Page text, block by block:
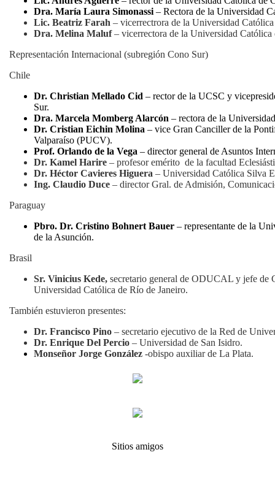
Dra. María Laura Simonassi – Rectora de la Universidad
Lic. Beatriz Farah – vicerrectrora de la Universidad
Dra. Melina Maluf– vicerrectora de la Universidad Católica
Representación Internacional (subregión Cono Sur)
Chile
Dr. Christian Mellado Cid – rector de la UCSC y
Sur.
Dra. Marcela Momberg Alarcón – rectora de la
Dr. Cristian Eichin Molina – vice Gran Canciller de la
Valparaíso (PUCV).
Prof. Orlando de la Vega – director general de Asuntos
Dr. Kamel Harire – profesor emérito de la facultad
Dr. Héctor Cavieres Higuera – Universidad Católica Silva
Ing. Claudio Duce – director Gral. de Admisión,
Paraguay
Pbro. Dr. Cristino Bohnert Bauer – representante de la
de la Asunción.
Brasil
Sr. Vinicius Kede, secretario general de ODUCAL y jefe de
Universidad Católica de Río de Janeiro.
También estuvieron presentes:
Dr. Francisco Pino – secretario ejecutivo de la Red de
Dr. Enrique Del Percio – Universidad de San Isidro.
Monseñor Jorge González -obispo auxiliar de La Plata.
Sitios amigos